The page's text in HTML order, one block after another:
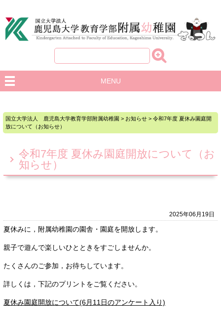
MENU
国立大学法人 鹿児島大学教育学部附属幼稚園 > お知らせ >令和7年度 夏休み園庭開
放について（お知らせ）
令和7年度 夏休み園庭開放について（お
知らせ）
2025年06月19日
夏休みに，附属幼稚園の園舎・園庭を開放します。
親子で遊んで楽しいひとときをすごしませんか。
たくさんのご参加，お待ちしています。
詳しくは，下記のプリントをご覧ください。
夏休み園庭開放について(6月11日のアンケート入り)